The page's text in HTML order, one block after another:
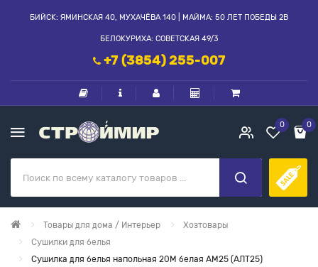
БИЙСК: ЯМИНСКАЯ 40, МУХАЧЁВА 140 | МАЙМА: 50 ЛЕТ ПОБЕДЫ 2В
БЕЛОКУРИХА: СОВЕТСКАЯ 49/3
+7 (3854) 255-007
0 0
Товары для дома / Интерьер
Хозтовары
Сушилки для белья
Сушилка для белья напольная 20М белая АМ25 (АЛТ25)